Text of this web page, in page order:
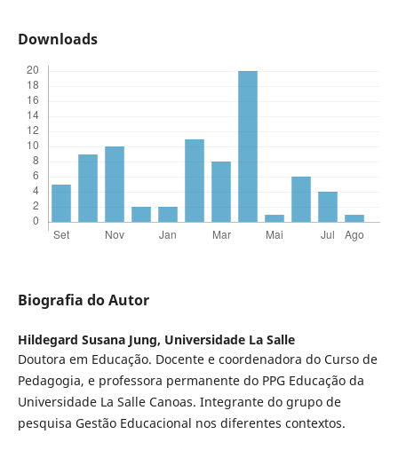
Downloads
Biografia do Autor
Hildegard Susana Jung, Universidade La Salle
Doutora em Educação. Docente e coordenadora do Curso de
Pedagogia, e professora permanente do PPG Educação da
Universidade La Salle Canoas. Integrante do grupo de
pesquisa Gestão Educacional nos diferentes contextos.